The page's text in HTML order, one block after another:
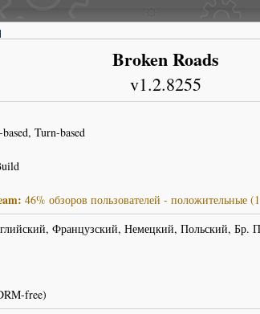
Broken Roads
v1.2.8255
Turn-based
46% обзоров пользователей - положительные
Французский, Немецкий, Польский, Бр.
free)